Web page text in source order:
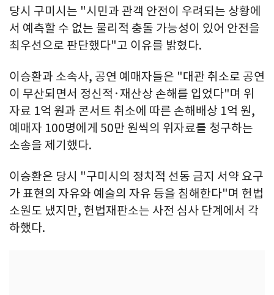
당시 구미시는 "시민과 관객 안전이 우려되는 상황에
서 예측할 수 없는 물리적 충돌 가능성이 있어 안전을
최우선으로 판단했다"고 이유를 밝혔다.
이승환과 소속사, 공연 예매자들은 "대관 취소로 공연
이 무산되면서 정신적·재산상 손해를 입었다"며 위
자료 1억 원과 콘서트 취소에 따른 손해배상 1억 원,
예매자 100명에게 50만 원씩의 위자료를 청구하는
소송을 제기했다.
이승환은 당시 "구미시의 정치적 선동 금지 서약 요구
가 표현의 자유와 예술의 자유 등을 침해한다"며 헌법
소원도 냈지만, 헌법재판소는 사전 심사 단계에서 각
하했다.